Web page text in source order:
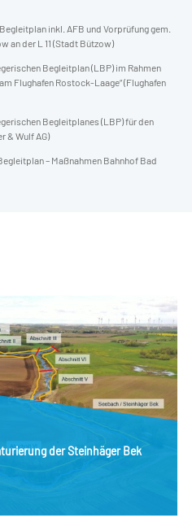
inkl. AFB und Vorprüfung gem.
an der L 11 (Stadt Bützow)
Begleitplan (LBP) im Rahmen
Flughafen Rostock-Laage“ (Flughafen
Begleitplanes (LBP) für den
& Wulf AG)
– Maßnahmen Bahnhof Bad
Neue Dynamik für die
in der Gemeinde Zölkow